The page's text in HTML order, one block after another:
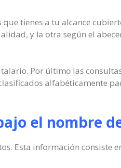
tienes a tu alcance
y la otra según el
Por último las
alfabéticamente
el nombre
Esta información consiste